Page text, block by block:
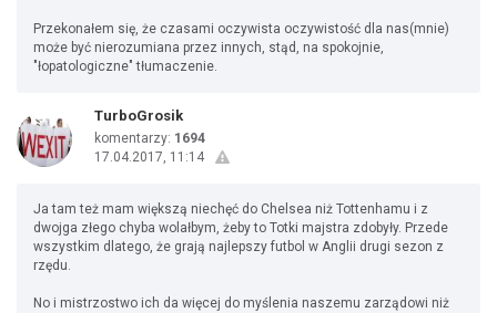
Przekonałem się, że czasami oczywista oczywistość dla nas(mnie)
może być nierozumiana przez innych, stąd, na spokojnie,
"łopatologiczne" tłumaczenie.
TurboGrosik
komentarzy: 1694
17.04.2017, 11:14
Ja tam też mam większą niechęć do Chelsea niż Tottenhamu i z
dwojga złego chyba wolałbym, żeby to Totki majstra zdobyły. Przede
wszystkim dlatego, że grają najlepszy futbol w Anglii drugi sezon z
rzędu.
No i mistrzostwo ich da więcej do myślenia naszemu zarządowi niż